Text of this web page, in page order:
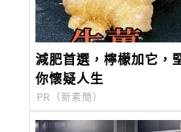
減肥首選，檸檬加它，
你懷疑人生
PR（新素簡）